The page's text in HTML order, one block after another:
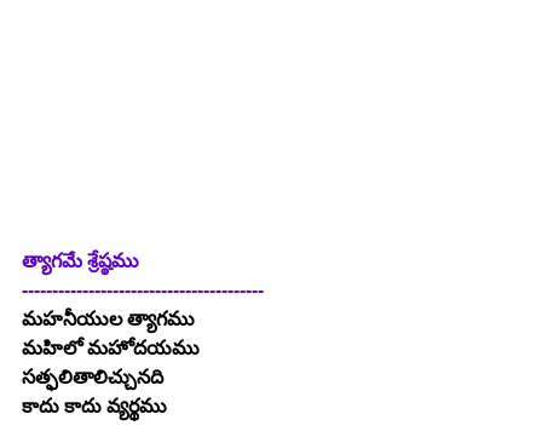
త్యాగమే శ్రేష్ఠము
----------------------------------------
మహనీయుల త్యాగము
మహిలో మహోదయము
సత్ఫలితాలిచ్చునది
కాదు కాదు వ్యర్థము